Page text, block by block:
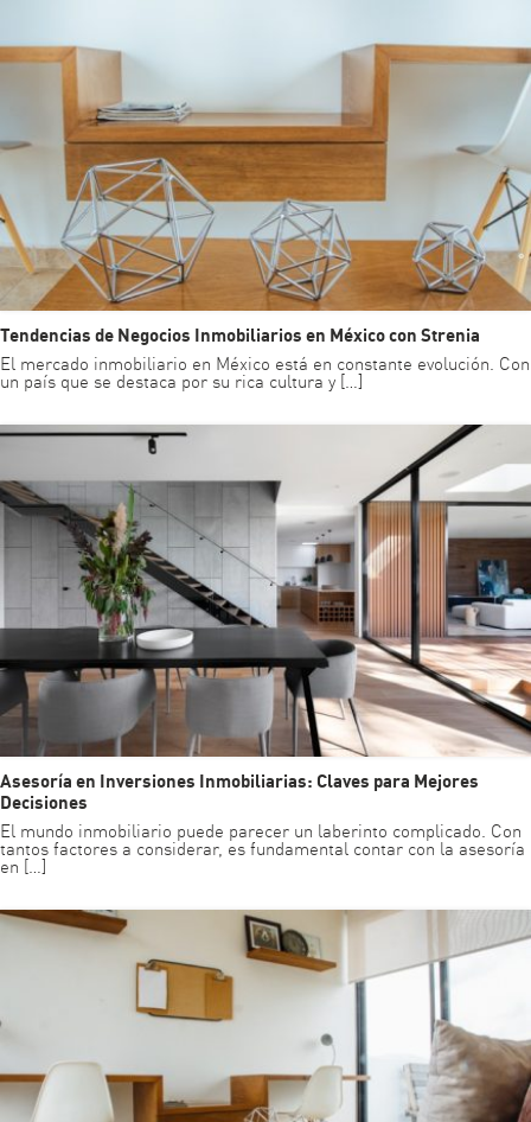
Tendencias de Negocios Inmobiliarios en México con Strenia
El mercado inmobiliario en México está en constante evolución. Con
un país que se destaca por su rica cultura y […]
Asesoría en Inversiones Inmobiliarias: Claves para Mejores
Decisiones
El mundo inmobiliario puede parecer un laberinto complicado. Con
tantos factores a considerar, es fundamental contar con la asesoría
en […]